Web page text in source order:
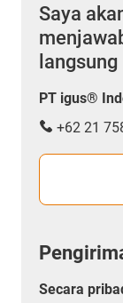
Saya
langsung
PT igus®
+62 21
Secara